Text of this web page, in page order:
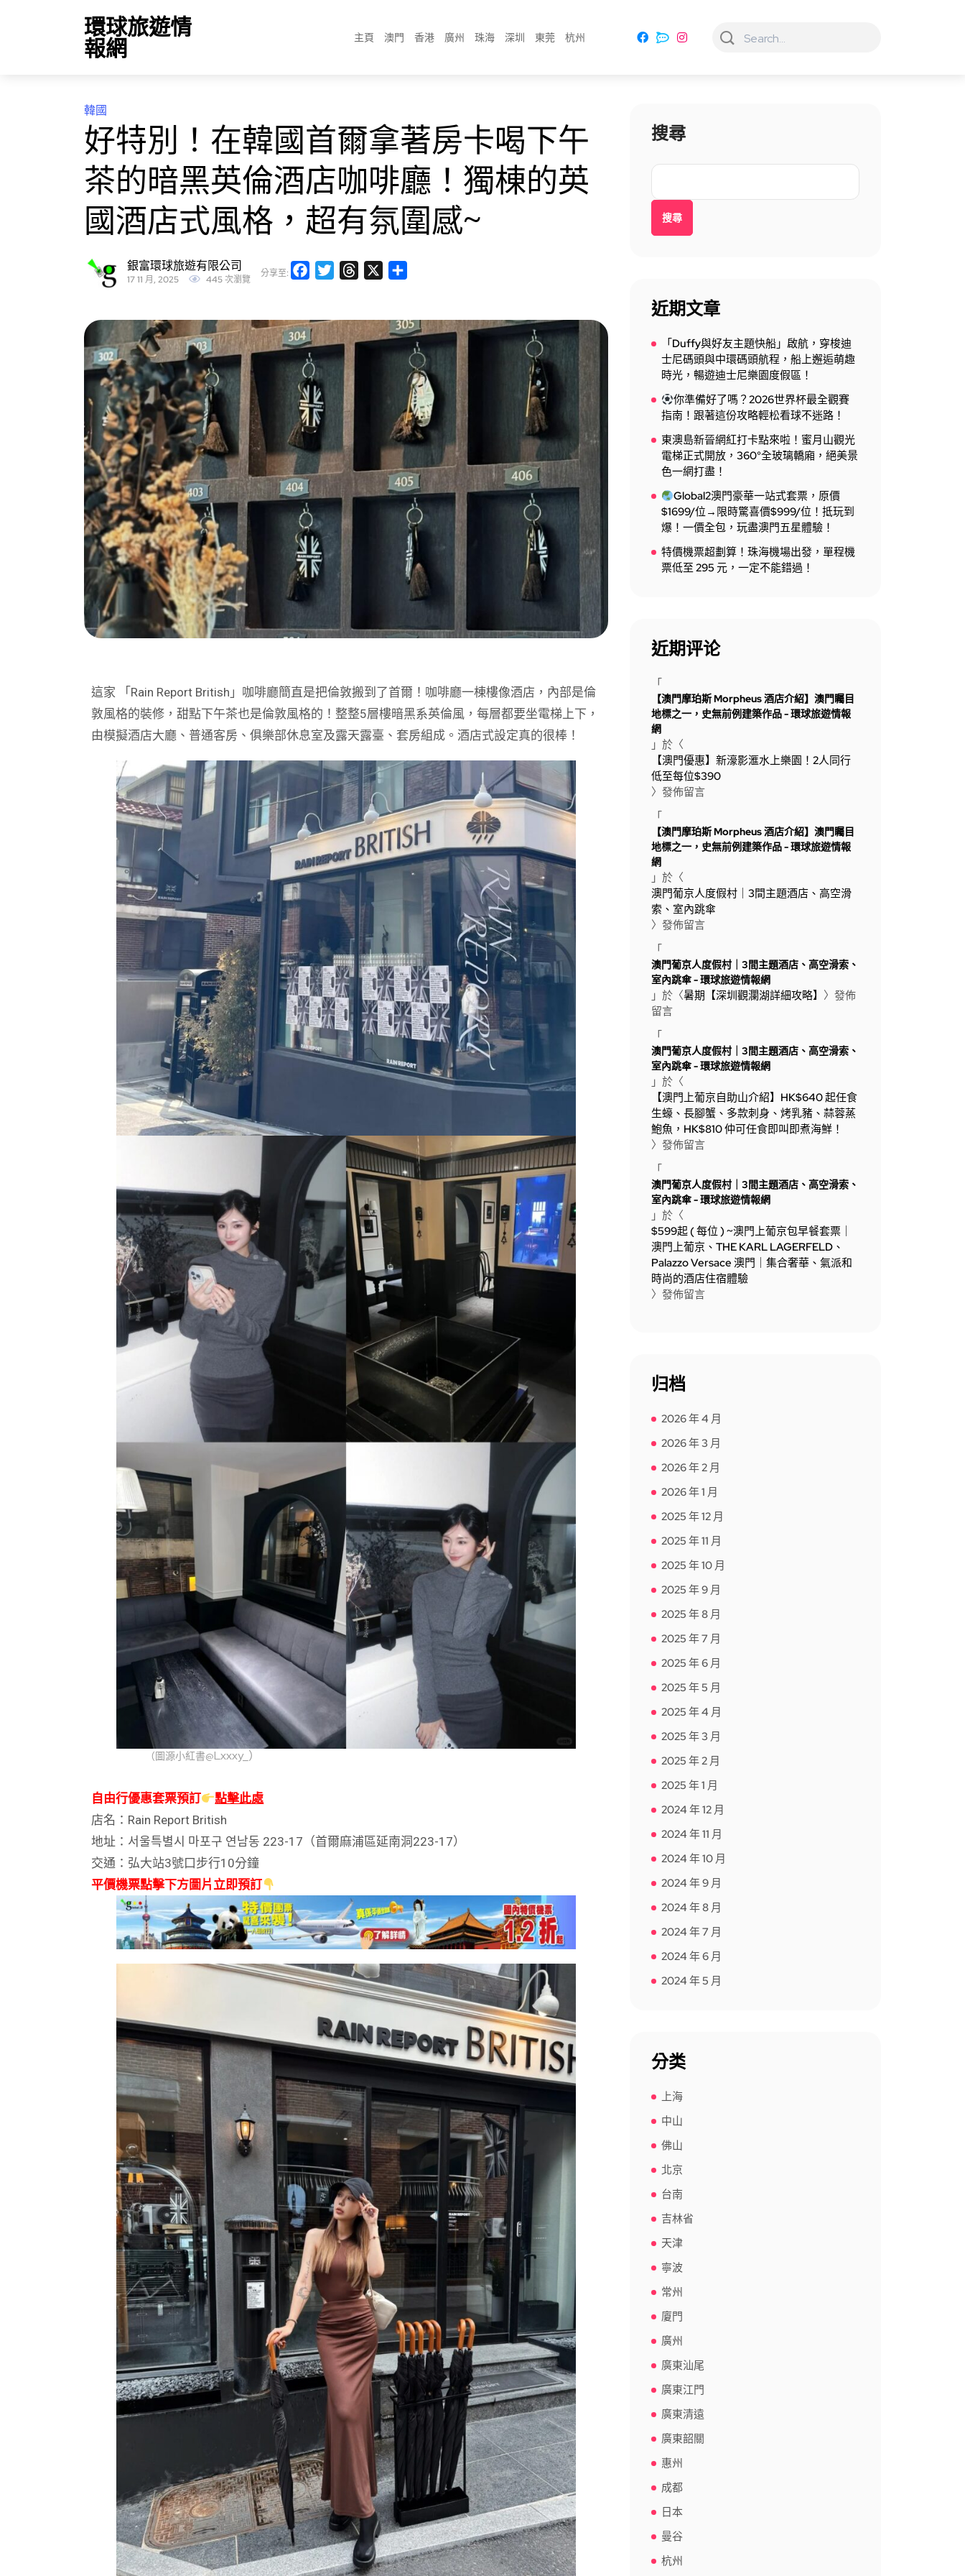
環球旅遊情
報網 主頁 澳門 香港 廣州 珠海 深圳 東莞 杭州
韓國
好特別！在韓國首爾拿著房卡喝下午
茶的暗黑英倫酒店咖啡廳！獨棟的英
國酒店式風格，超有氛圍感~
銀富環球旅遊有限公司
17 11 月, 2025 445 次瀏覽
分享至: FacebookTwitterThreads
這家 「Rain Report British」咖啡廳簡直是把倫敦搬到了首爾！咖啡廳一棟樓像酒店，內部是倫
敦風格的裝修，甜點下午茶也是倫敦風格的！整整5層樓暗黑系英倫風，每層都要坐電梯上下，
由模擬酒店大廳、普通客房、俱樂部休息室及露天露臺、套房組成。酒店式設定真的很棒！
（圖源小紅書@Lxxxy_ ）
自由行優惠套票預訂
點擊此處
店名：Rain Report British
地址：서울특별시 마포구 연남동 223-17（首爾麻浦區延南洞223-17）
交通：弘大站3號口步行10分鐘
平價機票點擊下方圖片立即預訂
搜尋
搜尋
近期文章
「Duffy與好友主題快船」啟航，穿梭迪
士尼碼頭與中環碼頭航程，船上邂逅萌趣
時光，暢遊迪士尼樂園度假區！
你準備好了嗎？2026世界杯最全觀賽
指南！跟著這份攻略輕松看球不迷路！
東澳島新晉網紅打卡點來啦！蜜月山觀光
電梯正式開放，360°全玻璃轎廂，絕美景
色一網打盡！
Global2澳門豪華一站式套票，原價
$1699/位→限時驚喜價$999/位！抵玩到
爆！一價全包，玩盡澳門五星體驗！
特價機票超劃算！珠海機場出發，單程機
票低至 295 元，一定不能錯過！
近期评论
「
【澳門摩珀斯 Morpheus 酒店介紹】澳門矚目
地標之一，史無前例建築作品 - 環球旅遊情報
網
」於〈
【澳門優惠】新濠影滙水上樂園！2人同行
低至每位$390
〉發佈留言
「
【澳門摩珀斯 Morpheus 酒店介紹】澳門矚目
地標之一，史無前例建築作品 - 環球旅遊情報
網
」於〈
澳門葡京人度假村｜3間主題酒店、高空滑
索、室內跳傘
〉發佈留言
「
澳門葡京人度假村｜3間主題酒店、高空滑索、
室內跳傘 - 環球旅遊情報網
」於〈暑期【深圳觀瀾湖詳細攻略】 〉發佈
留言
「
澳門葡京人度假村｜3間主題酒店、高空滑索、
室內跳傘 - 環球旅遊情報網
」於〈
【澳門上葡京自助山介紹】HK$640 起任食
生蠔、長腳蟹、多款刺身、烤乳豬、蒜蓉蒸
鮑魚，HK$810 仲可任食即叫即煮海鮮！
〉發佈留言
「
澳門葡京人度假村｜3間主題酒店、高空滑索、
室內跳傘 - 環球旅遊情報網
」於〈
$599起 ( 每位 ) ~澳門上葡京包早餐套票｜
澳門上葡京、THE KARL LAGERFELD、
Palazzo Versace 澳門｜集合奢華、氣派和
時尚的酒店住宿體驗
〉發佈留言
归档
2026 年 4 月
2026 年 3 月
2026 年 2 月
2026 年 1 月
2025 年 12 月
2025 年 11 月
2025 年 10 月
2025 年 9 月
2025 年 8 月
2025 年 7 月
2025 年 6 月
2025 年 5 月
2025 年 4 月
2025 年 3 月
2025 年 2 月
2025 年 1 月
2024 年 12 月
2024 年 11 月
2024 年 10 月
2024 年 9 月
2024 年 8 月
2024 年 7 月
2024 年 6 月
2024 年 5 月
分类
上海
中山
佛山
北京
台南
吉林省
天津
寧波
常州
廈門
廣州
廣東汕尾
廣東江門
廣東清遠
廣東韶關
惠州
成都
日本
曼谷
杭州